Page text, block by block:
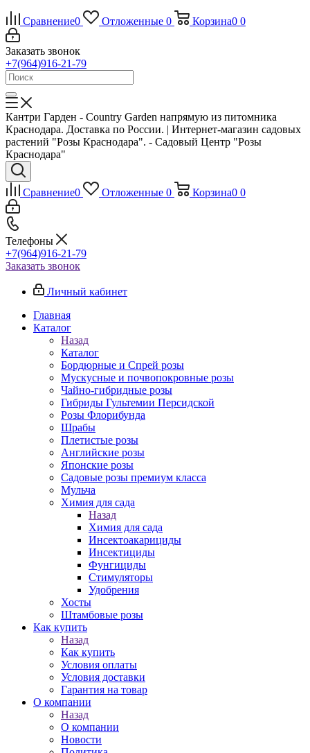
Сравнение0 Отложенные 0 Корзина0 0
Заказать звонок
+7(964)916-21-79
Кантри Гарден - Country Garden напрямую из питомника
Краснодара. Доставка по России. | Интернет-магазин садовых
растений "Розы Краснодара". - Садовый Центр "Розы
Краснодара"
Сравнение0 Отложенные 0 Корзина0 0
Телефоны
+7(964)916-21-79
Заказать звонок
Личный кабинет
Главная
Каталог
Назад
Каталог
Бордюрные и Спрей розы
Мускусные и почвопокровные розы
Чайно-гибридные розы
Гибриды Гультемии Персидской
Розы Флорибунда
Шрабы
Плетистые розы
Английские розы
Японские розы
Садовые розы премиум класса
Мульча
Химия для сада
Назад
Химия для сада
Инсектоакарициды
Инсектициды
Фунгициды
Стимуляторы
Удобрения
Хосты
Штамбовые розы
Как купить
Назад
Как купить
Условия оплаты
Условия доставки
Гарантия на товар
О компании
Назад
О компании
Новости